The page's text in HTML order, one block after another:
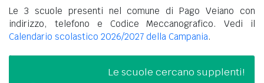
Le 3 scuole presenti nel comune di Pago Veiano con
indirizzo, telefono e Codice Meccanografico. Vedi il
Calendario scolastico 2026/2027 della Campania.
Le scuole cercano supplenti!